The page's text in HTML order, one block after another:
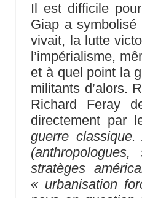
Il est difficile
Giap a symbolisé
vivait, la lutte
l’impérialisme,
et à quel point la
militants d’alors.
Richard Feray
directement par
guerre
stratèges
« urbanisation